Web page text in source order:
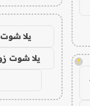
!
يلا شوت
يلا شوت